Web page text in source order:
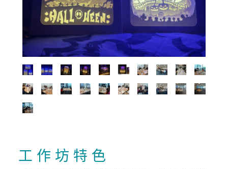
工 作 坊 特 色